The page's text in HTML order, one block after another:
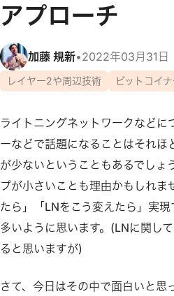
アプローチ
加藤 規新•2022年03月31日
レイヤー2や周辺技術
ビットコイ
ライトニングネットワークなど
ーなどで話題になることはそれ
が少ないということもあるでしょ
プが小さいことも理由かもしれ
たら」「LNをこう変えたら」実
多いように思います。(LNに関し
ると思いますが)
さて、今日はその中で面白いと思